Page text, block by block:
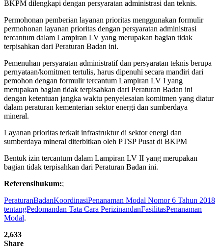
BKPM dilengkapi dengan persyaratan administrasi dan teknis.
Permohonan pemberian layanan prioritas menggunakan formulir
permohonan layanan prioritas dengan persyaratan administrasi
tercantum dalam Lampiran LV yang merupakan bagian tidak
terpisahkan dari Peraturan Badan ini.
Pemenuhan persyaratan administratif dan persyaratan teknis berupa
pernyataan/komitmen tertulis, harus dipenuhi secara mandiri dari
pemohon dengan formulir tercantum Lampiran LV I yang
merupakan bagian tidak terpisahkan dari Peraturan Badan ini
dengan ketentuan jangka waktu penyelesaian komitmen yang diatur
dalam peraturan kementerian sektor energi dan sumberdaya
mineral.
Layanan prioritas terkait infrastruktur di sektor energi dan
sumberdaya mineral diterbitkan oleh PTSP Pusat di BKPM
Bentuk izin tercantum dalam Lampiran LV II yang merupakan
bagian tidak terpisahkan dari Peraturan Badan ini.
Referensihukum:;
PeraturanBadanKoordinasiPenanaman Modal Nomor 6 Tahun 2018
tentangPedomandan Tata Cara PerizinandanFasilitasPenanaman
Modal.
2,633
Share